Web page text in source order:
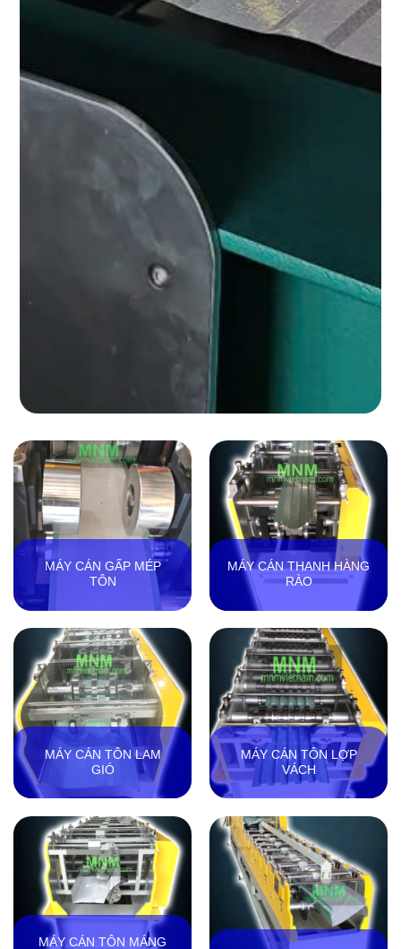
MÁY CÁN GẤP MÉP
TÔN
MÁY CÁN THANH HÀNG
RÀO
MÁY CÁN TÔN LAM
GIÓ
MÁY CÁN TÔN LỢP
VÁCH
MÁY CÁN TÔN MÁNG